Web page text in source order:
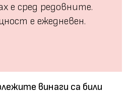
е сред редовните.
е ежедневен.
винаги са били